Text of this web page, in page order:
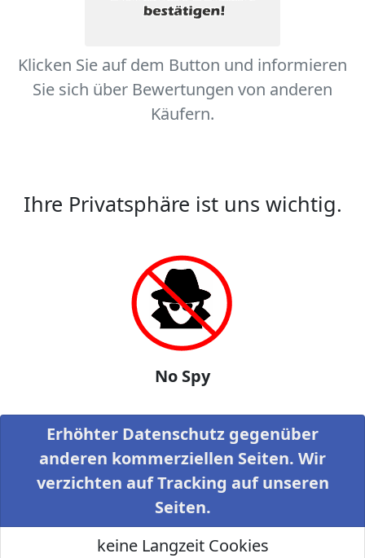
Klicken Sie auf dem Button und informieren
Sie sich über Bewertungen von anderen
Käufern.
Ihre Privatsphäre ist uns wichtig.
No Spy
Erhöhter Datenschutz gegenüber
anderen kommerziellen Seiten. Wir
verzichten auf Tracking auf unseren
Seiten.
keine Langzeit Cookies